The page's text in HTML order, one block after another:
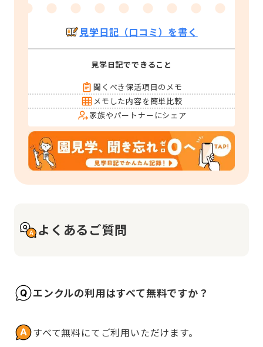
見学日記（口コミ）を書く
見学日記でできること
聞くべき保活項目のメモ
メモした内容を簡単比較
家族やパートナーにシェア
よくあるご質問
エンクルの利用はすべて無料ですか？
すべて無料にてご利用いただけます。